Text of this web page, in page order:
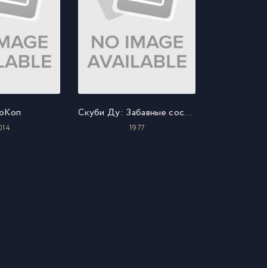
Скуби Ду: Забавные состязания «Всех мультсупер звезд»
1977